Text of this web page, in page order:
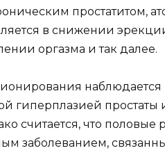
простатитом,
в снижении
оргазма и так далее.
гиперплазией
считается, что половые
заболеванием,